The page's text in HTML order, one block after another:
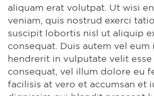
aliquam erat volutpat. Ut wisi
veniam, quis nostrud exerci
suscipit lobortis nisl ut aliquip
consequat. Duis autem vel
hendrerit in vulputate velit
consequat, vel illum dolore eu
facilisis at vero et accumsan et